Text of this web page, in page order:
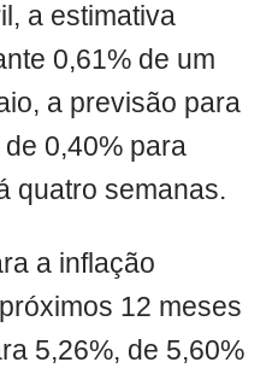
a estimativa
0,61% de um
a previsão para
0,40% para
quatro semanas.
a inflação
12 meses
5,26%, de 5,60%